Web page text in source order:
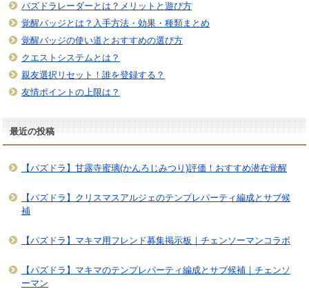
パズドラレーダーとは？メリットと遊び方
覚醒バッジとは？入手方法・効果・種類まとめ
覚醒バッジの使い道とおすすめの選び方
クエストシステムとは？
親友選択リセット！誰を登録する？
友情ポイントの上限は？
最近の投稿
【パズドラ】甘露寺蜜璃(かんろじみつり)評価！おすすめ潜在覚醒
【パズドラ】クリスマスアルジェのテンプレパーティ編成とサブ候
補
【パズドラ】マキマ用フレンド募集掲示板｜チェンソーマンコラボ
【パズドラ】マキマのテンプレパーティ編成とサブ候補｜チェンソ
ーマン